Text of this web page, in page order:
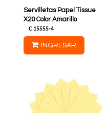
Servilletas Papel Tissue
X20 Color Amarillo
C 15555-4
INGRESAR